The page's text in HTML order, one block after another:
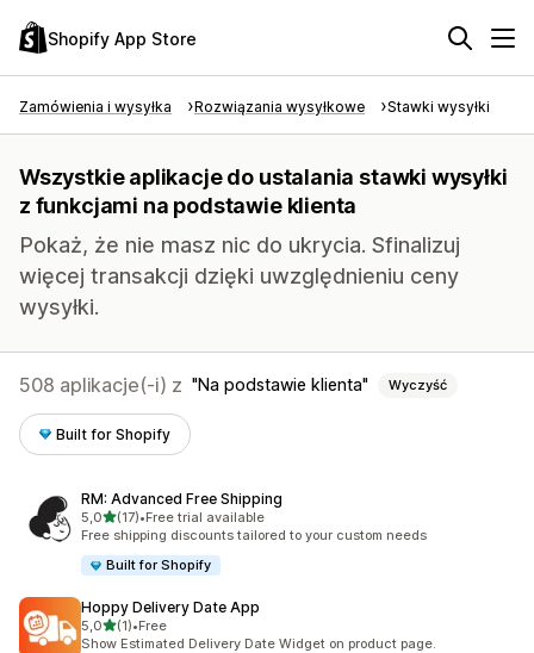
Shopify App Store
Zamówienia i wysyłka Rozwiązania wysyłkowe Stawki wysyłki
Wszystkie aplikacje do ustalania stawki wysyłki
z funkcjami na podstawie klienta
Pokaż, że nie masz nic do ukrycia. Sfinalizuj
więcej transakcji dzięki uwzględnieniu ceny
wysyłki.
508 aplikacje(-i) z Na podstawie klienta Wyczyść
Built for Shopify
RM: Advanced Free Shipping
5,0na 5 gwiazdek
(17)
Łączna liczba recenzji: 17
•Free trial available
Free shipping discounts tailored to your custom needs
Built for Shopify
Hoppy Delivery Date App
5,0na 5 gwiazdek
(1)
Łączna liczba recenzji: 1
•Free
Show Estimated Delivery Date Widget on product page.